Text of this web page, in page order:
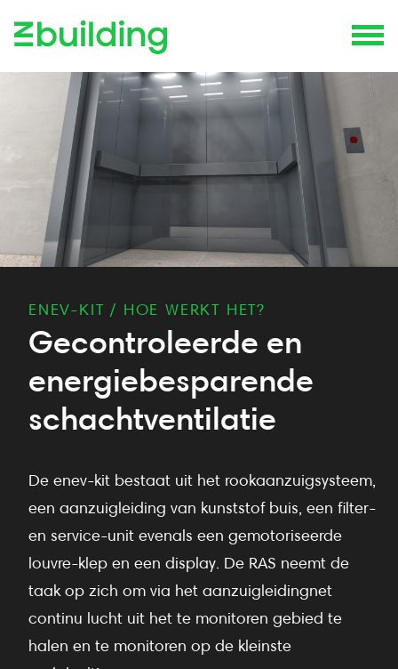
ENEV-KIT / HOE WERKT HET?
Gecontroleerde en
energiebesparende
schachtventilatie
De enev-kit bestaat uit het rookaanzuigsysteem,
een aanzuigleiding van kunststof buis, een filter-
en service-unit evenals een gemotoriseerde
louvre-klep en een display. De RAS neemt de
taak op zich om via het aanzuigleidingnet
continu lucht uit het te monitoren gebied te
halen en te monitoren op de kleinste